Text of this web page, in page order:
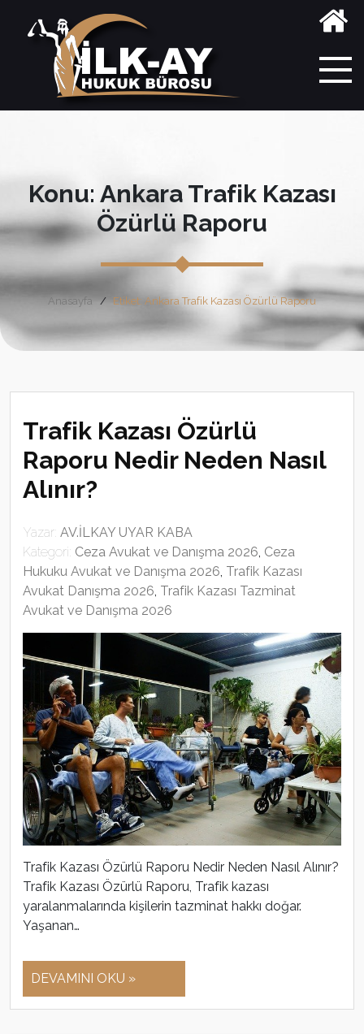
Konu: Ankara Trafik Kazası
Özürlü Raporu
Anasayfa Etiket: Ankara Trafik Kazası Özürlü Raporu
Trafik Kazası Özürlü
Raporu Nedir Neden Nasıl
Alınır?
Yazar: AV.İLKAY UYAR KABA
Kategori: Ceza Avukat ve Danışma 2026, Ceza
Hukuku Avukat ve Danışma 2026, Trafik Kazası
Avukat Danışma 2026, Trafik Kazası Tazminat
Avukat ve Danışma 2026
Trafik Kazası Özürlü Raporu Nedir Neden Nasıl Alınır?
Trafik Kazası Özürlü Raporu, Trafik kazası
yaralanmalarında kişilerin tazminat hakkı doğar.
Yaşanan…
DEVAMINI OKU »